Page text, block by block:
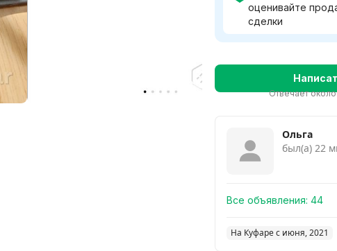
оценивайте
сделки
Отвечает
Ольга
был(а) 22
Все объявления: 44
На Куфаре с июня, 2021